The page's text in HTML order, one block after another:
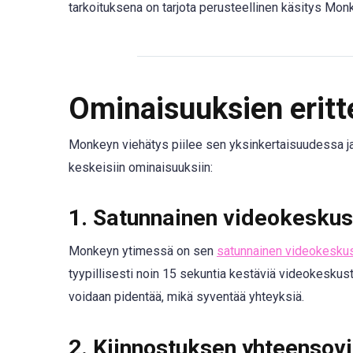
tarkoituksena on tarjota perusteellinen käsitys
Ominaisuuksien
Monkeyn viehätys piilee sen yksinkertaisuudessa
keskeisiin ominaisuuksiin:
1. Satunnainen
Monkeyn ytimessä on sen satunnainen
tyypillisesti noin 15 sekuntia kestäviä
voidaan pidentää, mikä syventää yhteyksiä.
2. Kiinnostuksen